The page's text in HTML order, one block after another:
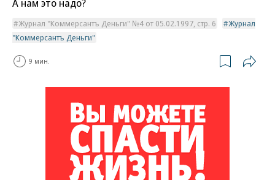
Журнал "Коммерсантъ Деньги" №4 от 05.02.1997, стр. 6
Журнал
"Коммерсантъ Деньги"
9 мин.